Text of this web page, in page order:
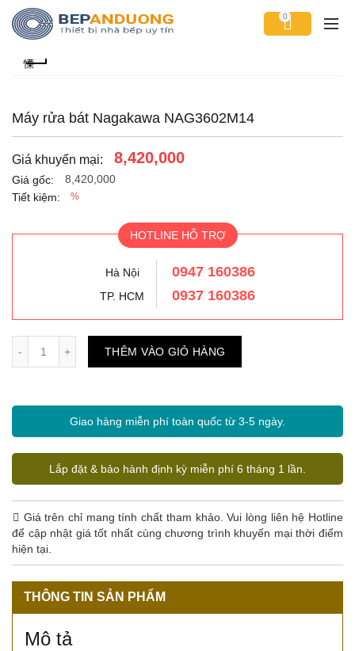
0
Máy rửa bát Nagakawa NAG3602M14
Giá khuyến mại: 8,420,000
Giá gốc:
8,420,000
Tiết kiệm:
%
HOTLINE HỖ TRỢ
Hà Nội 0947 160386
TP. HCM 0937 160386
THÊM VÀO GIỎ HÀNG
Giao hàng miễn phí toàn quốc từ 3-5 ngày.
Lắp đặt & bảo hành định kỳ miễn phí 6 tháng 1 lần.
Giá trên chỉ mang tính chất tham khảo. Vui lòng liên hệ Hotline
để cập nhật giá tốt nhất cùng chương trình khuyến mại thời điểm
hiện tại.
THÔNG TIN SẢN PHẨM
Mô tả